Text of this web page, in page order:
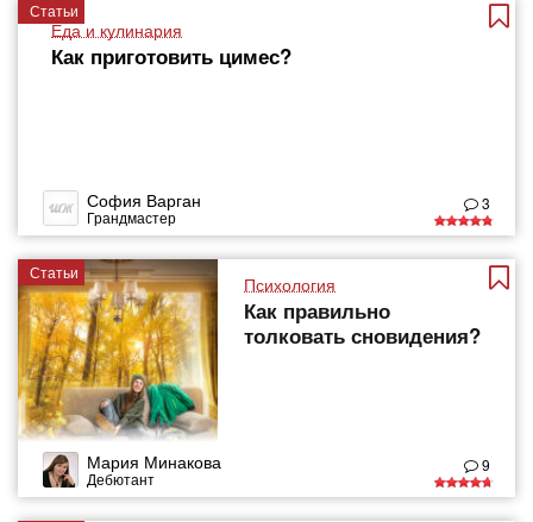
Статьи
Еда и кулинария
Как приготовить цимес?
София Варган
Грандмастер
3
Статьи
Психология
Как правильно
толковать сновидения?
Мария Минакова
Дебютант
9